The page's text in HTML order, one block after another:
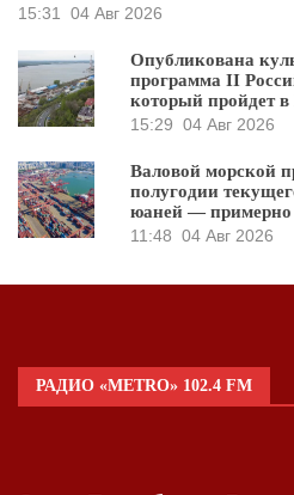
15:31
04 Авг 2026
Опубликована
программа II
который пройдет в
15:29 04 Авг 2026
Валовой морской
полугодии
юаней — примерно
11:48 04 Авг 2026
РАДИО «METRO» 102.4 FM